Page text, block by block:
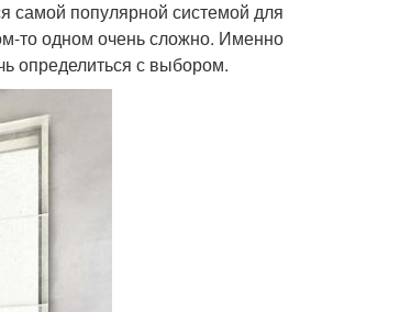
популярной системой для
то одном очень сложно. Именно
определиться с выбором.